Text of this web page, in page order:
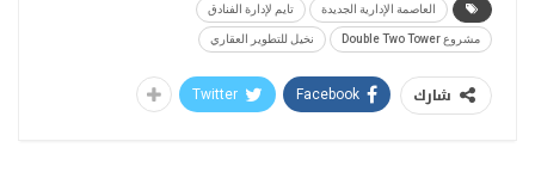
العاصمة الإدارية الجديدة تايم لإدارة الفنادق
مشروع Double Two Tower نخيل للتطوير العقاري
شارك Facebook
Twitter